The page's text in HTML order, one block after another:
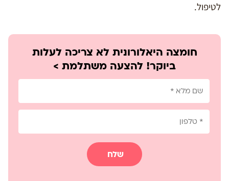
לטיפול.
חומצה היאלורונית לא צריכה לעלות
ביוקר! להצעה משתלמת >
שלח